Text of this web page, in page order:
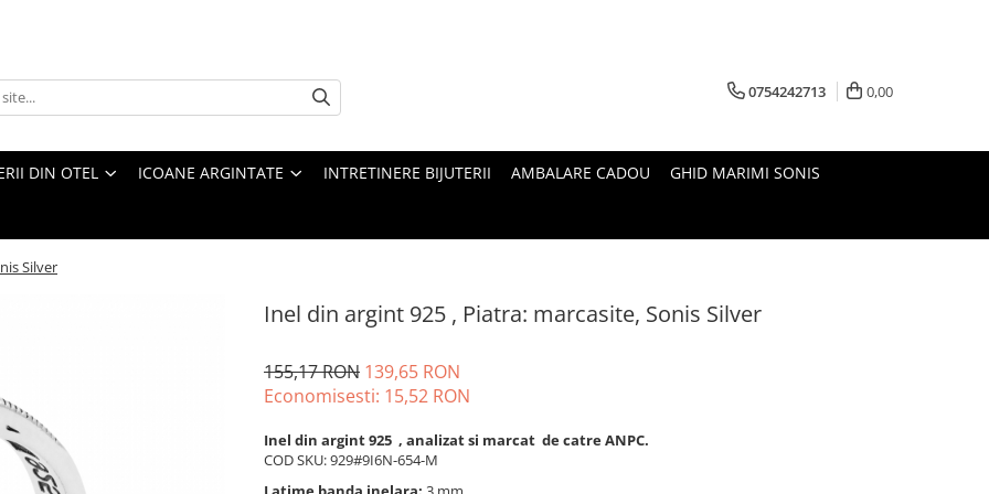
0754242713 0,00
DIN OTEL ICOANE ARGINTATE INTRETINERE BIJUTERII AMBALARE CADOU GHID MARIMI SONIS
Silver
Inel din argint 925 , Piatra: marcasite, Sonis Silver
155,17 RON 139,65 RON
Economisesti: 15,52 RON
Inel din argint 925 , analizat si marcat de catre ANPC.
COD SKU: 929#9I6N-654-M